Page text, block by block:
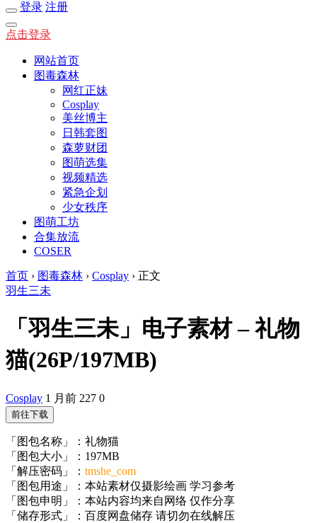
登录 注册
点击登录
网站首页
图毒森林
网红正妹
Cosplay
美丝博主
日韩套图
森萝财团
图萌选集
视频精选
紧急企划
少女秩序
图萌工坊
合集放流
COSER
首页 › 图毒森林 › Cosplay › 正文
羽生三未
「羽生三未」电子素材 – 礼物
猫(26P/197MB)
Cosplay 1 月前 227 0
前往下载
「图包名称」：礼物猫
「图包大小」：197MB
「解压密码」： tmshe_com
「图包用途」：本站素材仅摄影绘画 学习参考
「图包申明」：本站内容均来自网络 仅作分享
「储存形式」：百度网盘储存 请切勿在线解压